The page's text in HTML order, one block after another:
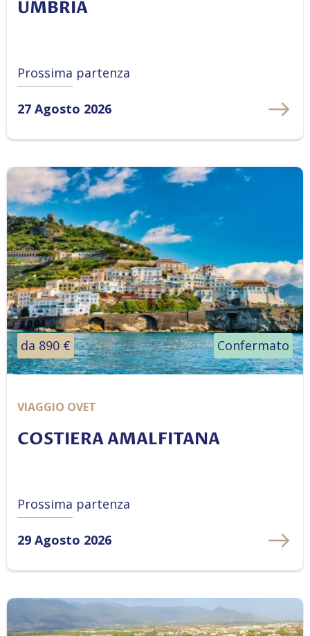
UMBRIA
Prossima partenza
27 Agosto 2026
da 890 € Confermato
VIAGGIO OVET
COSTIERA AMALFITANA
Prossima partenza
29 Agosto 2026